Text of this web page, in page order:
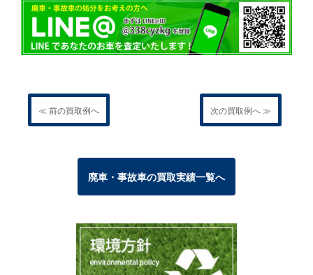
≪ 前の買取例へ 次の買取例へ ≫
廃車・事故車の買取実績一覧へ